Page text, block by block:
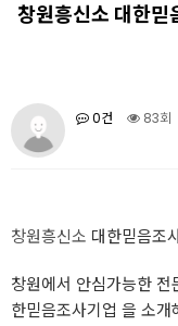
창원흥신소 대한믿
0건 83회
창원흥신소 대한믿음조
창원에서 안심가능한 전
한믿음조사기업 을 소개